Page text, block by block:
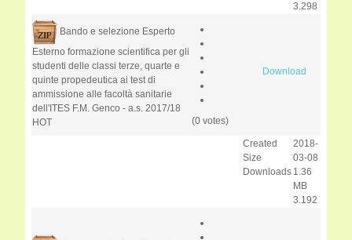
3.298
Bando e selezione Esperto
Esterno formazione scientifica per gli
studenti delle classi terze, quarte e
quinte propedeutica ai test di
ammissione alle facoltà sanitarie
dell'ITES F.M. Genco - a.s. 2017/18
HOT
(0 votes)
Download
Created
Size
Downloads
2018-
03-08
1.36
MB
3.192